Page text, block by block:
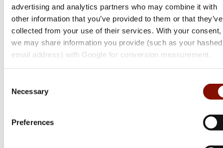
advertising and analytics partners who may combine it with
other information that you’ve provided to them or that they’ve
collected from your use of their services. With your consent,
we may share information you provide (such as your hashed
email address) with Google for conversion measurement.
Selection
Necessary
Preferences
Från 149 kr 179 kr
Flera varianter
Från 559 kr799 kr